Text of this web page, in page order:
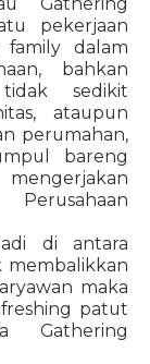
pekerjaan
family dalam
bahkan
sedikit
ataupun
perumahan,
bareng
di antara
membalikkan
maka
patut
Gathering